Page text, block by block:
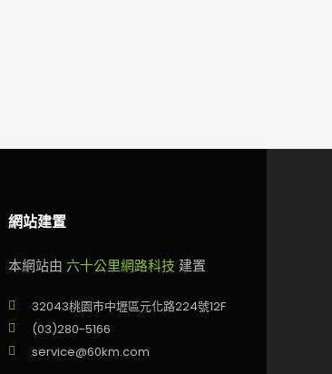
網站建置
本網站由 六十公里網路科技 建置
32043桃園市中壢區元化路224號12F
(03)280-5166
service@60km.com